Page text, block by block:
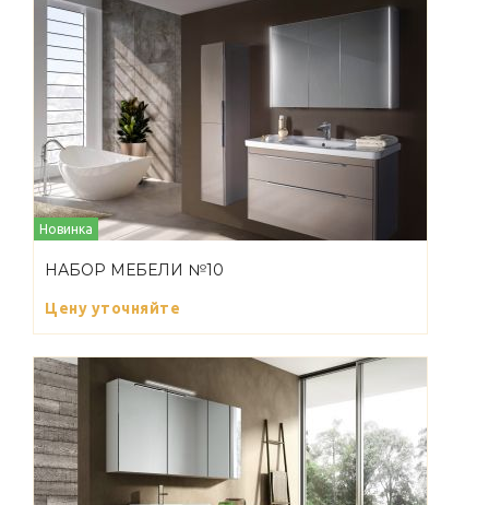
Новинка
НАБОР МЕБЕЛИ №10
Цену уточняйте